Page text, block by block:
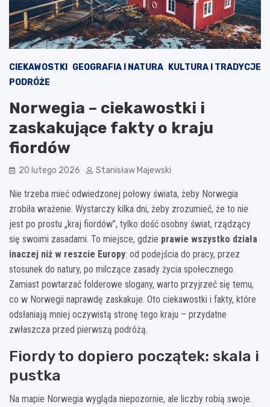
CIEKAWOSTKI GEOGRAFIA I NATURA
KULTURA I TRADYCJE
PODRÓŻE
Norwegia – ciekawostki i
zaskakujące fakty o kraju
fiordów
20 lutego 2026 Stanisław Majewski
Nie trzeba mieć odwiedzonej połowy świata, żeby Norwegia
zrobiła wrażenie. Wystarczy kilka dni, żeby zrozumieć, że to nie
jest po prostu „kraj fiordów”, tylko dość osobny świat, rządzący
się swoimi zasadami. To miejsce, gdzie prawie wszystko działa
inaczej niż w reszcie Europy: od podejścia do pracy, przez
stosunek do natury, po milczące zasady życia społecznego.
Zamiast powtarzać folderowe slogany, warto przyjrzeć się temu,
co w Norwegii naprawdę zaskakuje. Oto ciekawostki i fakty, które
odsłaniają mniej oczywistą stronę tego kraju – przydatne
zwłaszcza przed pierwszą podróżą.
Fiordy to dopiero początek: skala i
pustka
Na mapie Norwegia wygląda niepozornie, ale liczby robią swoje.